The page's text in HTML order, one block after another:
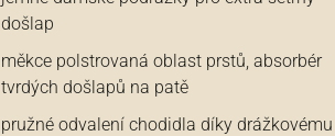
došlap
měkce polstrovaná oblast prstů, absorbér
tvrdých došlapů na patě
pružné odvalení chodidla díky drážkovému